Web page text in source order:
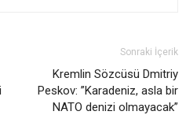
Sonraki İçerik
Kremlin Sözcüsü Dmitriy
Peskov: ”Karadeniz, asla bir
NATO denizi olmayacak”